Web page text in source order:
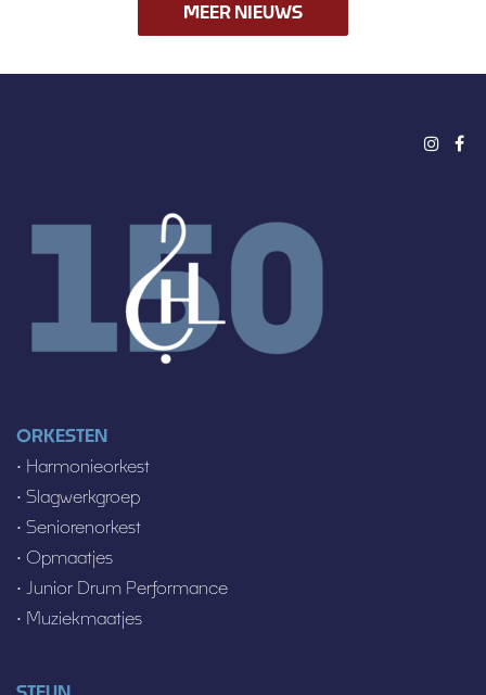
MEER NIEUWS
ORKESTEN
• Harmonieorkest
• Slagwerkgroep
• Seniorenorkest
• Opmaatjes
• Junior Drum Performance
• Muziekmaatjes